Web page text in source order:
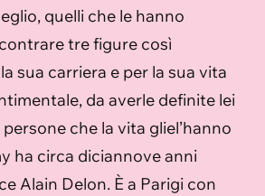
quelli che le hanno
tre figure così
sua carriera e per la sua vita
da averle definite lei
che la vita gliel’hanno
ha circa diciannove anni
Alain Delon. È a Parigi con